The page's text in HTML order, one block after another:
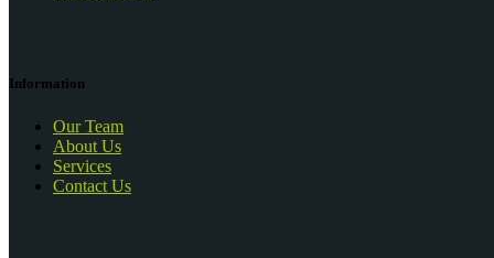
Information
Our Team
About Us
Services
Contact Us